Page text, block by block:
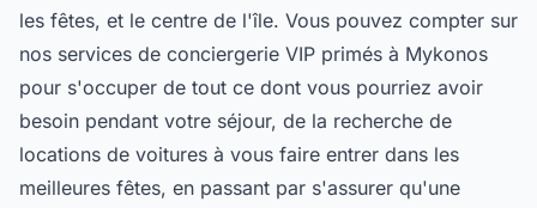
les fêtes, et le centre de l'île. Vous pouvez compter sur
nos services de conciergerie VIP primés à Mykonos
pour s'occuper de tout ce dont vous pourriez avoir
besoin pendant votre séjour, de la recherche de
locations de voitures à vous faire entrer dans les
meilleures fêtes, en passant par s'assurer qu'une